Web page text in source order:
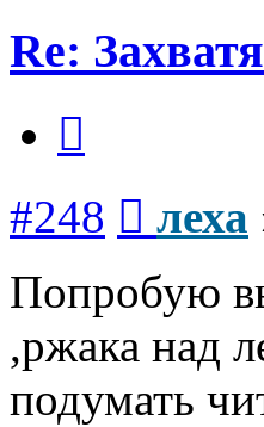
Re:
#248 леха
Попробую
,ржака над
подумать